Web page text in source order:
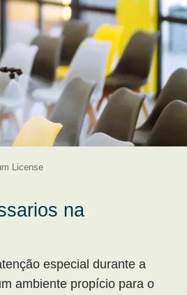
License
na
especial durante a
ambiente propício para o